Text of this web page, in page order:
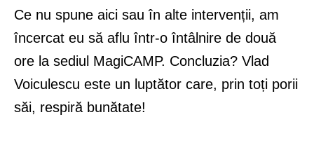
Ce nu spune aici sau în alte intervenții, am
încercat eu să aflu într-o întâlnire de două
ore la sediul MagiCAMP. Concluzia? Vlad
Voiculescu este un luptător care, prin toți porii
săi, respiră bunătate!